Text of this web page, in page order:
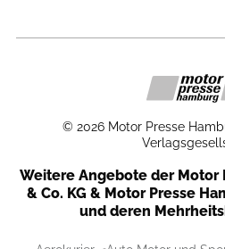
© 2026 Motor Presse
Weitere Angebote der Motor
& Co. KG & Motor Presse
und deren